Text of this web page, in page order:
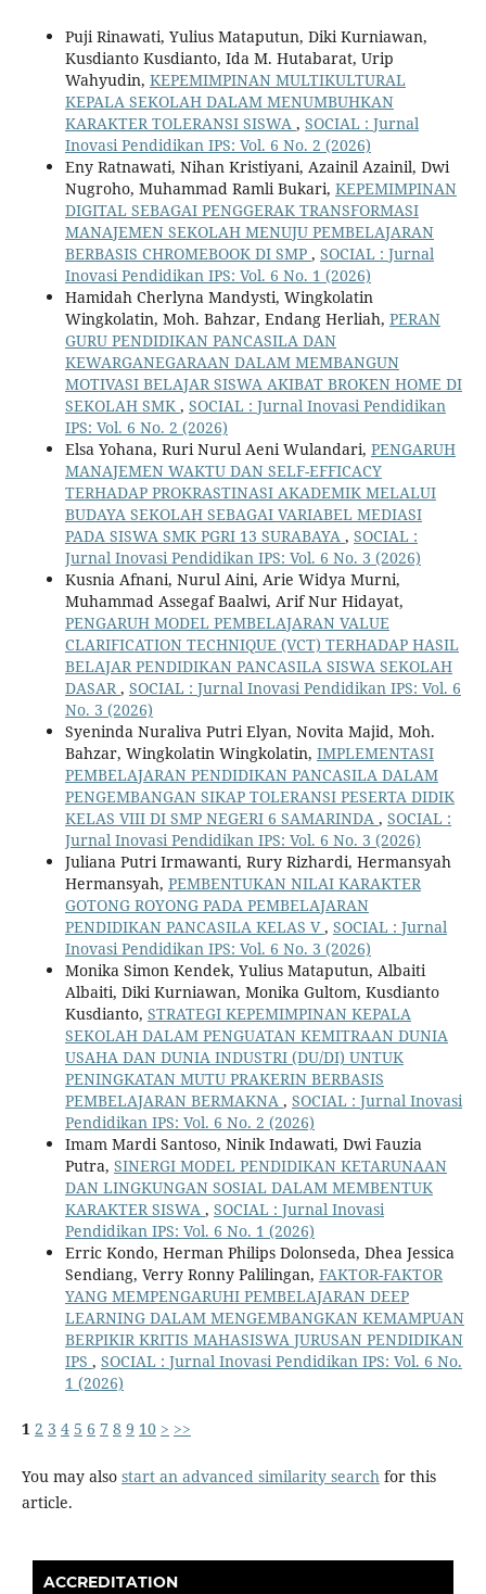
Puji Rinawati, Yulius Mataputun, Diki Kurniawan,
Kusdianto Kusdianto, Ida M. Hutabarat, Urip
Wahyudin, KEPEMIMPINAN MULTIKULTURAL
KEPALA SEKOLAH DALAM MENUMBUHKAN
KARAKTER TOLERANSI SISWA , SOCIAL : Jurnal
Inovasi Pendidikan IPS: Vol. 6 No. 2 (2026)
Eny Ratnawati, Nihan Kristiyani, Azainil Azainil, Dwi
Nugroho, Muhammad Ramli Bukari, KEPEMIMPINAN
DIGITAL SEBAGAI PENGGERAK TRANSFORMASI
MANAJEMEN SEKOLAH MENUJU PEMBELAJARAN
BERBASIS CHROMEBOOK DI SMP , SOCIAL : Jurnal
Inovasi Pendidikan IPS: Vol. 6 No. 1 (2026)
Hamidah Cherlyna Mandysti, Wingkolatin
Wingkolatin, Moh. Bahzar, Endang Herliah, PERAN
GURU PENDIDIKAN PANCASILA DAN
KEWARGANEGARAAN DALAM MEMBANGUN
MOTIVASI BELAJAR SISWA AKIBAT BROKEN HOME DI
SEKOLAH SMK , SOCIAL : Jurnal Inovasi Pendidikan
IPS: Vol. 6 No. 2 (2026)
Elsa Yohana, Ruri Nurul Aeni Wulandari, PENGARUH
MANAJEMEN WAKTU DAN SELF-EFFICACY
TERHADAP PROKRASTINASI AKADEMIK MELALUI
BUDAYA SEKOLAH SEBAGAI VARIABEL MEDIASI
PADA SISWA SMK PGRI 13 SURABAYA , SOCIAL :
Jurnal Inovasi Pendidikan IPS: Vol. 6 No. 3 (2026)
Kusnia Afnani, Nurul Aini, Arie Widya Murni,
Muhammad Assegaf Baalwi, Arif Nur Hidayat,
PENGARUH MODEL PEMBELAJARAN VALUE
CLARIFICATION TECHNIQUE (VCT) TERHADAP HASIL
BELAJAR PENDIDIKAN PANCASILA SISWA SEKOLAH
DASAR, SOCIAL : Jurnal Inovasi Pendidikan IPS: Vol. 6
No. 3 (2026)
Syeninda Nuraliva Putri Elyan, Novita Majid, Moh.
Bahzar, Wingkolatin Wingkolatin, IMPLEMENTASI
PEMBELAJARAN PENDIDIKAN PANCASILA DALAM
PENGEMBANGAN SIKAP TOLERANSI PESERTA DIDIK
KELAS VIII DI SMP NEGERI 6 SAMARINDA , SOCIAL :
Jurnal Inovasi Pendidikan IPS: Vol. 6 No. 3 (2026)
Juliana Putri Irmawanti, Rury Rizhardi, Hermansyah
Hermansyah, PEMBENTUKAN NILAI KARAKTER
GOTONG ROYONG PADA PEMBELAJARAN
PENDIDIKAN PANCASILA KELAS V, SOCIAL : Jurnal
Inovasi Pendidikan IPS: Vol. 6 No. 3 (2026)
Monika Simon Kendek, Yulius Mataputun, Albaiti
Albaiti, Diki Kurniawan, Monika Gultom, Kusdianto
Kusdianto, STRATEGI KEPEMIMPINAN KEPALA
SEKOLAH DALAM PENGUATAN KEMITRAAN DUNIA
USAHA DAN DUNIA INDUSTRI (DU/DI) UNTUK
PENINGKATAN MUTU PRAKERIN BERBASIS
PEMBELAJARAN BERMAKNA , SOCIAL : Jurnal Inovasi
Pendidikan IPS: Vol. 6 No. 2 (2026)
Imam Mardi Santoso, Ninik Indawati, Dwi Fauzia
Putra, SINERGI MODEL PENDIDIKAN KETARUNAAN
DAN LINGKUNGAN SOSIAL DALAM MEMBENTUK
KARAKTER SISWA , SOCIAL : Jurnal Inovasi
Pendidikan IPS: Vol. 6 No. 1 (2026)
Erric Kondo, Herman Philips Dolonseda, Dhea Jessica
Sendiang, Verry Ronny Palilingan, FAKTOR-FAKTOR
YANG MEMPENGARUHI PEMBELAJARAN DEEP
LEARNING DALAM MENGEMBANGKAN KEMAMPUAN
BERPIKIR KRITIS MAHASISWA JURUSAN PENDIDIKAN
IPS , SOCIAL : Jurnal Inovasi Pendidikan IPS: Vol. 6 No.
1 (2026)
1 2 3 4 5 6 7 8 9 10 > >>
You may also start an advanced similarity searchfor this
article.
ACCREDITATION